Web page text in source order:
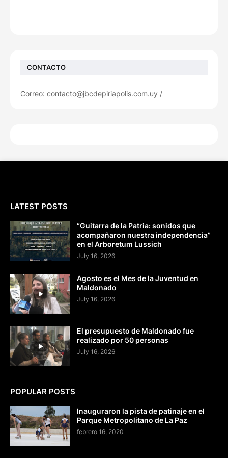
CONTACTO
Correo: contacto@jbcdepiriapolis.com.uy /
LATEST POSTS
“Guitarra de la Patria: sonidos que
acompañaron nuestra independencia”
en el Arboretum Lussich
July 16, 2026
Agosto es el Mes de la Juventud en
Maldonado
July 16, 2026
El presupuesto de Maldonado fue
realizado por 50 personas
July 16, 2026
POPULAR POSTS
Inauguraron la pista de patinaje en el
Parque Metropolitano de La Paz
febrero 16, 2020